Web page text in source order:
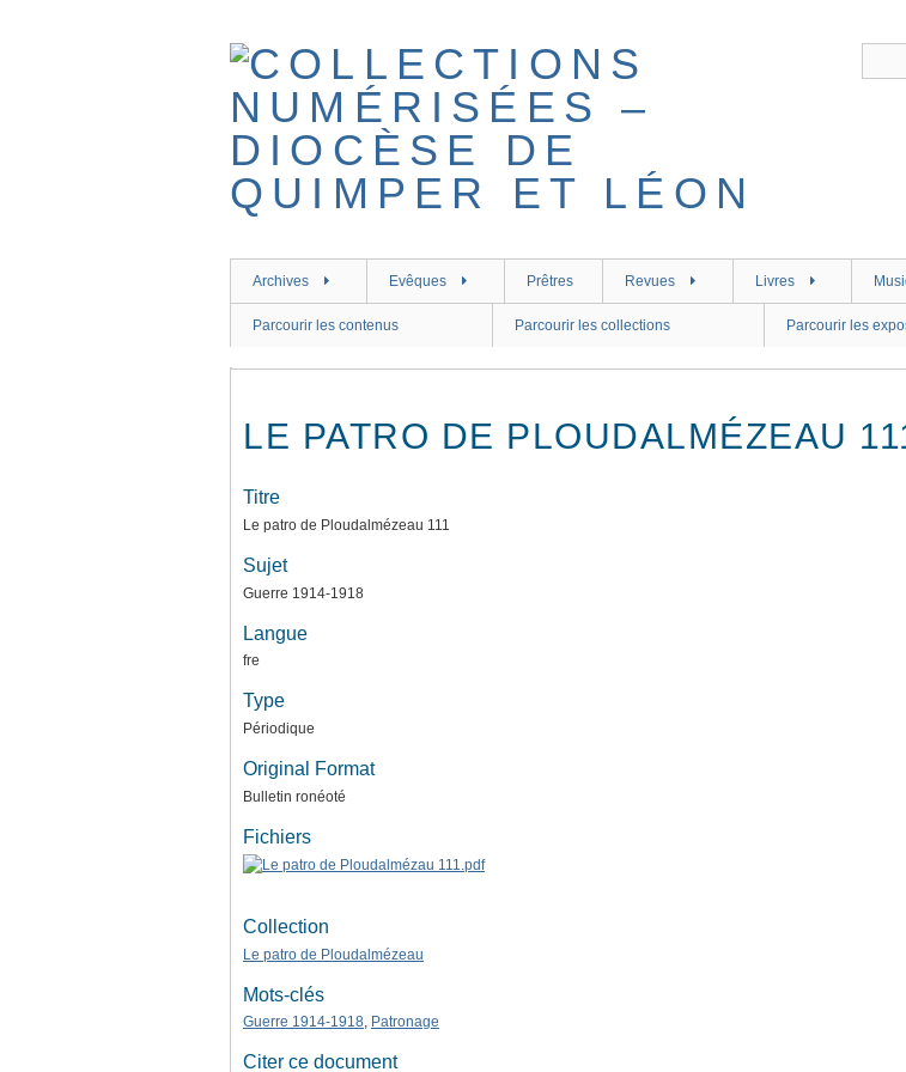
Archives Evêques Prêtres Revues Livres
Parcourir les contenus Parcourir les collections Parcourir les
LE PATRO DE PLOUDALMÉZEAU
Titre
Le patro de Ploudalmézeau 111
Sujet
Guerre 1914-1918
Langue
fre
Type
Périodique
Original Format
Bulletin ronéoté
Fichiers
Collection
Le patro de Ploudalmézeau
Mots-clés
Guerre 1914-1918, Patronage
Citer ce document